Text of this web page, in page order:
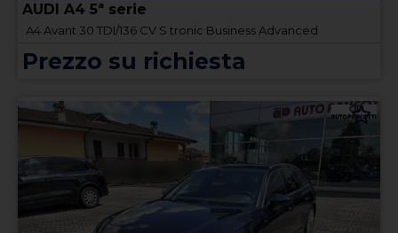
AUDI A4 5ª serie
A4 Avant 30 TDI/136 CV S tronic Business Advanced
Prezzo su richiesta